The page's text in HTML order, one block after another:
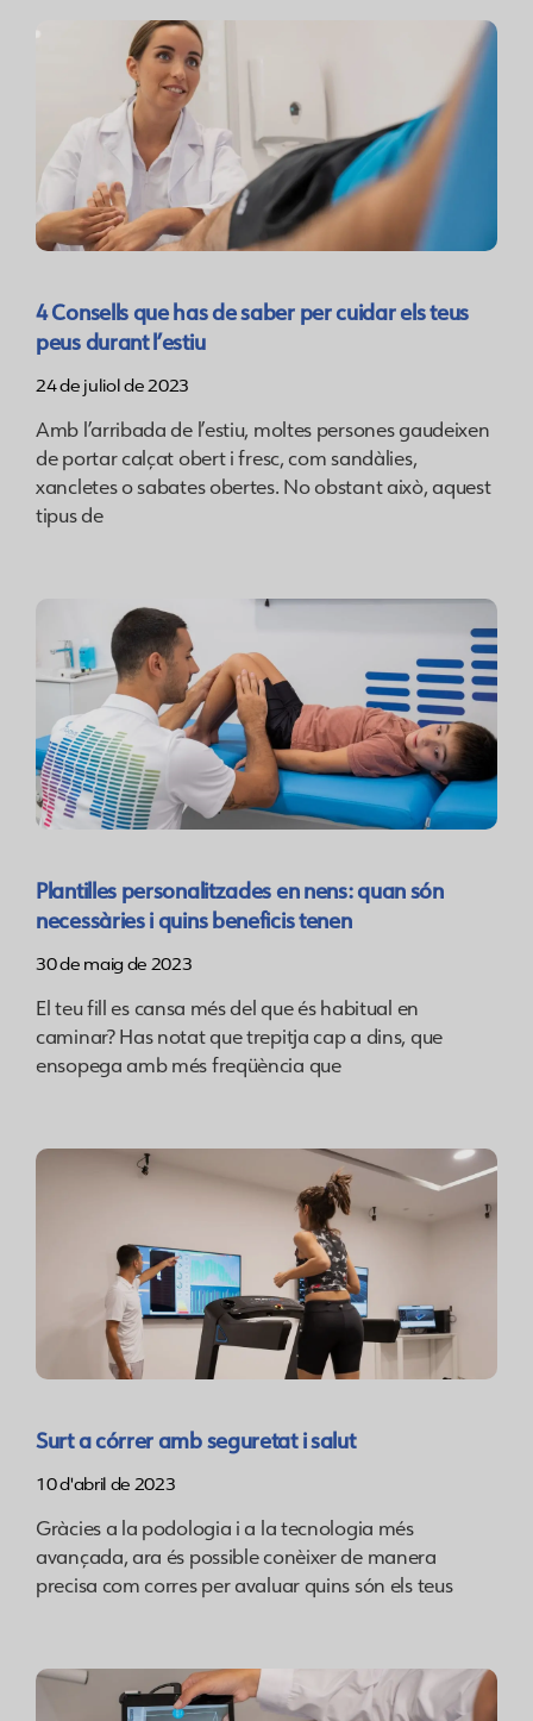
4 Consells que has de saber per cuidar els teus
peus durant l’estiu
24 de juliol de 2023
Amb l’arribada de l’estiu, moltes persones gaudeixen
de portar calçat obert i fresc, com sandàlies,
xancletes o sabates obertes. No obstant això, aquest
tipus de
Plantilles personalitzades en nens: quan són
necessàries i quins beneficis tenen
30 de maig de 2023
El teu fill es cansa més del que és habitual en
caminar? Has notat que trepitja cap a dins, que
ensopega amb més freqüència que
Surt a córrer amb seguretat i salut
10 d'abril de 2023
Gràcies a la podologia i a la tecnologia més
avançada, ara és possible conèixer de manera
precisa com corres per avaluar quins són els teus